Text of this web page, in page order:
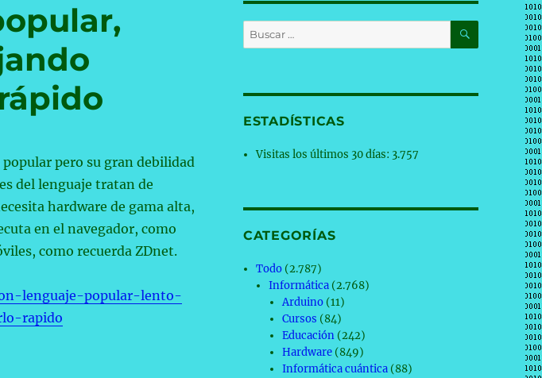
pero su gran debilidad
del lenguaje tratan de
hardware de gama alta,
en el navegador, como
como recuerda ZDnet.
lenguaje-popular-lento-
rapido
Buscar
por:
BUSCAR
ESTADÍSTICAS
Visitas los últimos 30 días: 3.757
CATEGORÍAS
Todo (2.787)
Informática (2.768)
Arduino(11)
Cursos (84)
Educación(242)
Hardware(849)
Informática cuántica(88)